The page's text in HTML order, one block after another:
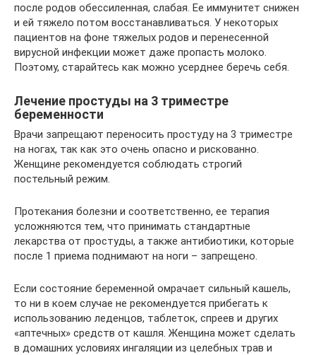
после родов обессиленная, слабая. Ее иммунитет снижен
и ей тяжело потом восстанавливаться. У некоторых
пациентов на фоне тяжелых родов и перенесенной
вирусной инфекции может даже пропасть молоко.
Поэтому, старайтесь как можно усерднее беречь себя.
Лечение простуды на 3 триместре
беременности
Врачи запрещают переносить простуду на 3 триместре
на ногах, так как это очень опасно и рискованно.
Женщине рекомендуется соблюдать строгий
постельный режим.
Протекания болезни и соответственно, ее терапия
усложняются тем, что принимать стандартные
лекарства от простуды, а также антибиотики, которые
после 1 приема поднимают на ноги – запрещено.
Если состояние беременной омрачает сильный кашель,
то ни в коем случае не рекомендуется прибегать к
использованию леденцов, таблеток, спреев и других
«аптечных» средств от кашля. Женщина может сделать
в домашних условиях ингаляции из целебных трав и